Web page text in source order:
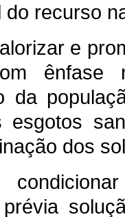
recurso
e
ênfase
da
esgotos
dos